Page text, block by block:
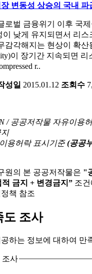
변동성 상승의 국내 파
로벌 금융위기 이후 국
이 낮게 유지되면서 리스
감각해지는 현상이 확산
이 장기간 지속되면 리
r..
성일 2015.01.12 조회수
용허락 표시기준 (공공
원의 본 공공저작물은 "
금지 + 변경금지” 조
책 참조
도 조사
하는 정보에 대하여 만
조사